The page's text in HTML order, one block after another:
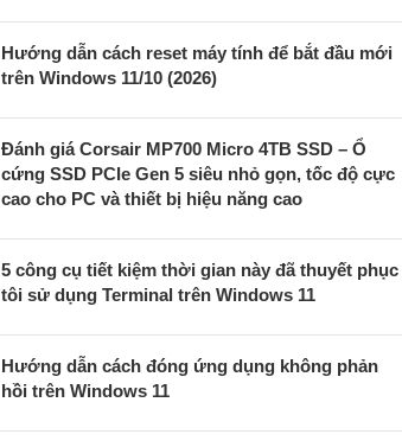
Hướng dẫn cách reset máy tính để bắt đầu mới
trên Windows 11/10 (2026)
Đánh giá Corsair MP700 Micro 4TB SSD – Ổ
cứng SSD PCIe Gen 5 siêu nhỏ gọn, tốc độ cực
cao cho PC và thiết bị hiệu năng cao
5 công cụ tiết kiệm thời gian này đã thuyết phục
tôi sử dụng Terminal trên Windows 11
Hướng dẫn cách đóng ứng dụng không phản
hồi trên Windows 11